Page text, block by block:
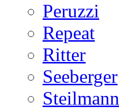
Peruzzi
Repeat
Ritter
Seeberger
Steilmann